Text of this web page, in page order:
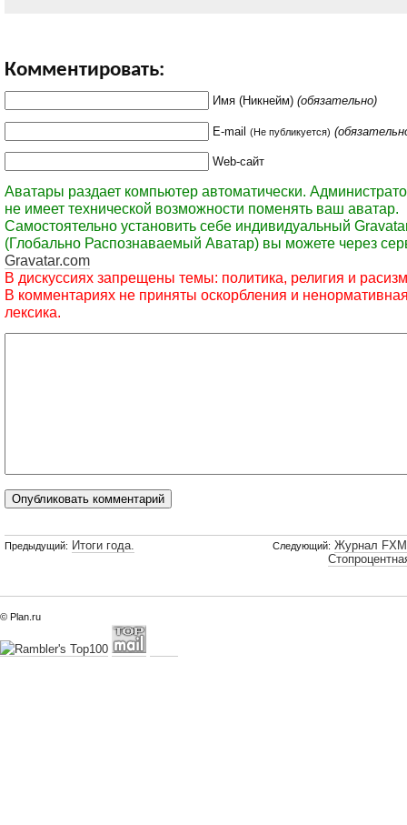
Комментировать:
Имя (Никнейм) (обязательно)
E-mail (Не публикуется)
Web-сайт
Аватары раздает компьютер автоматически.
не имеет технической возможности поменять ваш аватар.
Самостоятельно установить себе индивидуальный
(Глобально Распознаваемый Аватар) вы можете через
Gravatar.com
В дискуссиях запрещены темы: политика, религия и
В комментариях не приняты оскорбления и
лексика.
Предыдущий: Итоги года. Следующий: Журнал
© Plan.ru